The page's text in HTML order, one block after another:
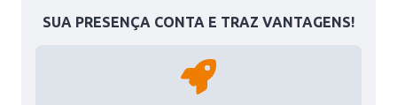
SUA PRESENÇA CONTA E TRAZ VANTAGENS!